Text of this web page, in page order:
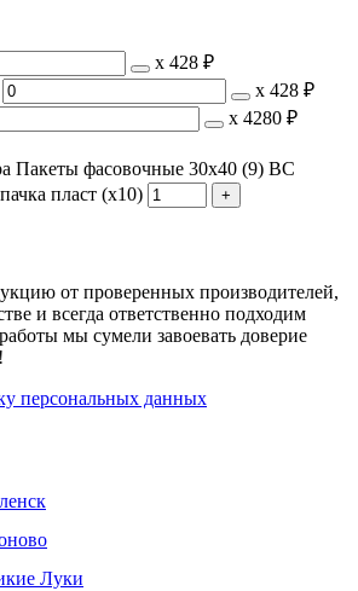
х 428 ₽
х 428 ₽
х 4280 ₽
Пакеты фасовочные 30x40 (9) ВС
пласт (х10)
от проверенных производителей,
и всегда ответственно подходим
мы сумели завоевать доверие
персональных данных
Луки